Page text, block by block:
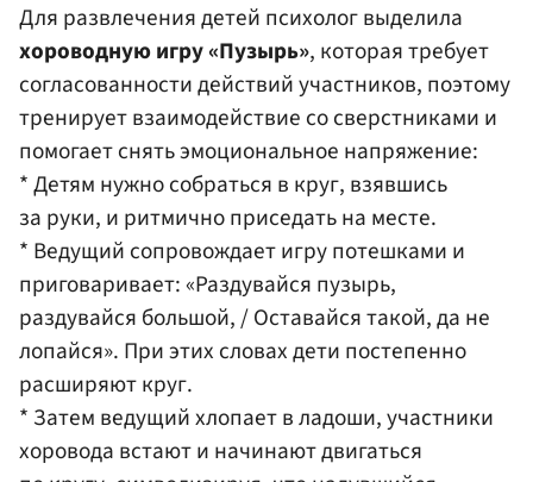
Для развлечения детей психолог выделила
хороводную игру «Пузырь», которая требует
согласованности действий участников, поэтому
тренирует взаимодействие со сверстниками и
помогает снять эмоциональное напряжение:
* Детям нужно собраться в круг, взявшись
за руки, и ритмично приседать на месте.
* Ведущий сопровождает игру потешками и
приговаривает: «Раздувайся пузырь,
раздувайся большой, / Оставайся такой, да не
лопайся». При этих словах дети постепенно
расширяют круг.
* Затем ведущий хлопает в ладоши, участники
хоровода встают и начинают двигаться